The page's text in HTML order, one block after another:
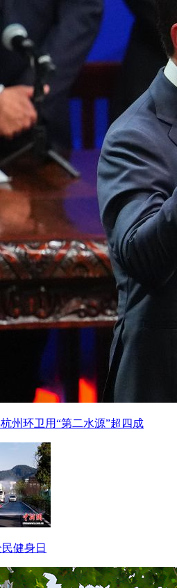
州环卫用“第二水源”超四成
健身日